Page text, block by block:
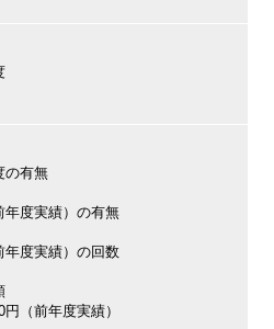
の有無
年度実績）の有無
年度実績）の回数
円（前年度実績）